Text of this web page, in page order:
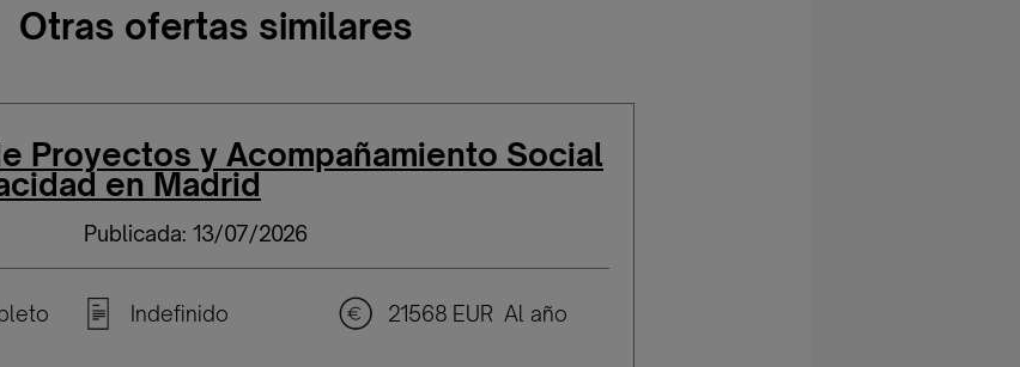
Otras ofertas similares
Proyectos y Acompañamiento Social
en Madrid
Publicada: 13/07/2026
Indefinido 21568 EUR Al año